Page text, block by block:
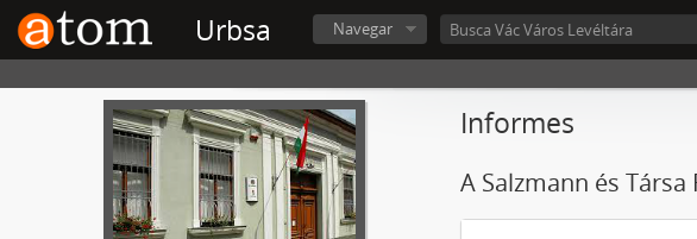
Urbsa Navegar
Informes
A Salzmann és Társa